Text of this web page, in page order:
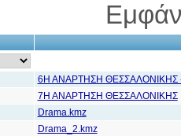
6Η ΑΝΑΡΤΗΣΗ
7Η ΑΝΑΡΤΗΣΗ ΘΕΣΣΑΛΟΝΙΚΗΣ
Drama.kmz
Drama_2.kmz